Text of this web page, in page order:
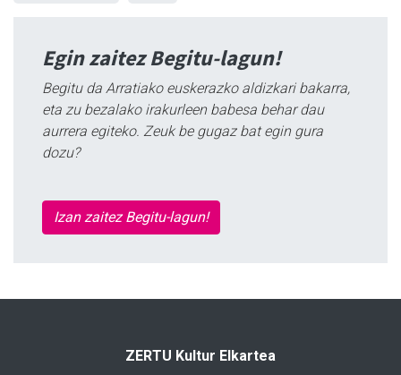
Egin zaitez Begitu-lagun!
Begitu da Arratiako euskerazko aldizkari bakarra,
eta zu bezalako irakurleen babesa behar dau
aurrera egiteko. Zeuk be gugaz bat egin gura
dozu?
Izan zaitez Begitu-lagun!
ZERTU Kultur Elkartea